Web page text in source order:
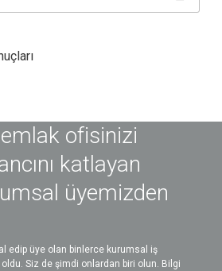
emlak ofisinizi
katlayan
üyemizden
edip üye olan binlerce kurumsal iş
oldu. Siz de şimdi onlardan biri olun. Bilgi